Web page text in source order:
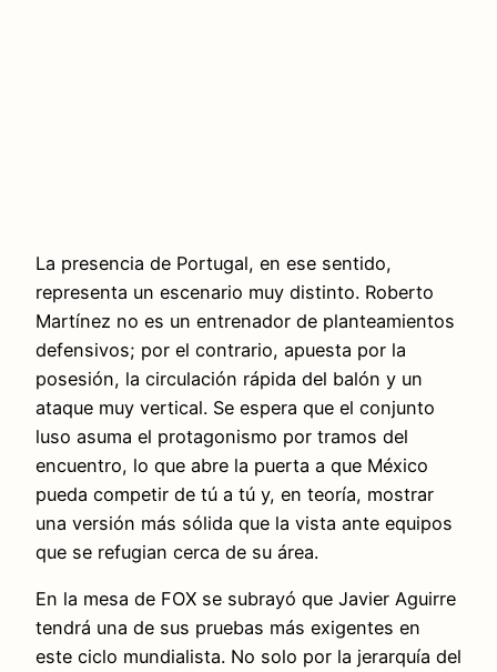
La presencia de Portugal, en ese sentido,
representa un escenario muy distinto. Roberto
Martínez no es un entrenador de planteamientos
defensivos; por el contrario, apuesta por la
posesión, la circulación rápida del balón y un
ataque muy vertical. Se espera que el conjunto
luso asuma el protagonismo por tramos del
encuentro, lo que abre la puerta a que México
pueda competir de tú a tú y, en teoría, mostrar
una versión más sólida que la vista ante equipos
que se refugian cerca de su área.
En la mesa de FOX se subrayó que Javier Aguirre
tendrá una de sus pruebas más exigentes en
este ciclo mundialista. No solo por la jerarquía del